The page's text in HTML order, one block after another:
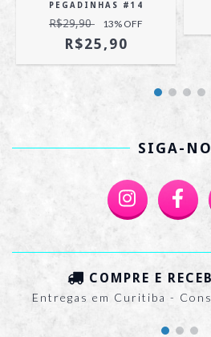
PEGADINHAS #14
R$29,90 13% OFF
R$25,90
SIGA-
COMPRE E
Entregas em Curitiba -